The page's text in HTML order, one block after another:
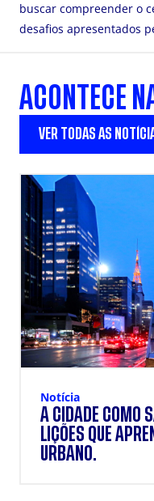
buscar compreender o
desafios apresentados
ACONTECE
VER TODAS AS
Notícia
A CIDADE COMO
LIÇÕES QUE
URBANO.